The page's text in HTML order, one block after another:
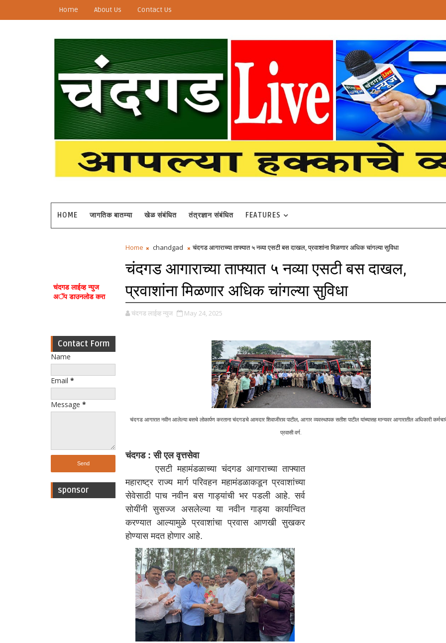
Home About Us Contact Us
HOME जागतिक बातम्या खेळ संबंधित तंत्रज्ञान संबंधित FEATURES
चंदगड लाईव्ह न्युज
अॅप डाउनलोड करा
Contact Form
Name
Email *
Message *
sponsor
Home chandgad चंदगड आगाराच्या ताफ्यात ५ नव्या एसटी बस दाखल, प्रवाशांना मिळणार अधिक चांगल्या सुविधा
चंदगड आगाराच्या ताफ्यात ५ नव्या एसटी बस दाखल,
प्रवाशांना मिळणार अधिक चांगल्या सुविधा
चंदगड लाईव्ह न्युज May 24, 2025
चंदगड आगारात नवीन आलेल्या बसचे लोकार्पण करताना चंदगडचे आमदार शिवाजीराव पाटील, आगार व्यवस्थापक सतीश पाटील यांच्यासह मान्यवर आगारातील अधिकारी
प्रवासी वर्ग.
चंदगड : सी एल वृत्तसेवा
एसटी महामंडळाच्या चंदगड आगाराच्या ताफ्यात
महाराष्ट्र राज्य मार्ग परिवहन महामंडळाकडून प्रवाशांच्या
सेवेसाठी पाच नवीन बस गाड्यांची भर पडली आहे. सर्व
सोयींनी सुसज्ज असलेल्या या नवीन गाड्या कार्यान्वित
करण्यात आल्यामुळे प्रवाशांचा प्रवास आणखी सुखकर
होण्यास मदत होणार आहे.